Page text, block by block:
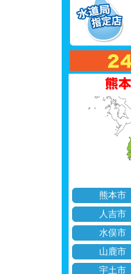
熊本市
人吉市
水俣市
山鹿市
宇土市